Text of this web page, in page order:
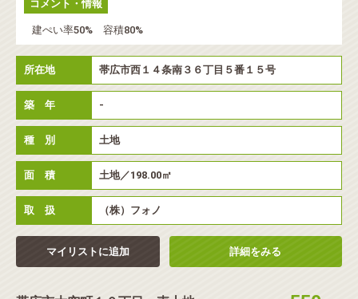
コメント・情報
建ぺい率50% 容積80%
所在地 帯広市西１４条南３６丁目５番１５号
築 年 -
種 別 土地
面 積 土地／198.00㎡
取 扱 （株）フォノ
マイリストに追加 詳細をみる